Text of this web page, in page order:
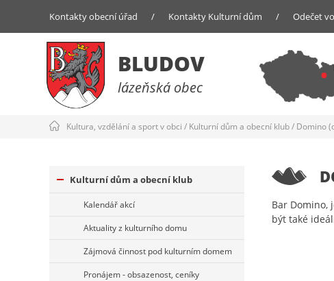
Kontakty obecní úřad / Kontakty Kulturní dům / Odečet
BLUDOV
lázeňská obec
Kultura, vzdělání a sport v obci / Kulturní dům a obecní klub/ Domino
Kulturní dům a obecní klub
Kalendář akcí
Aktuality z kulturního domu
Zájmová činnost pod kulturním domem
Pronájem - obsazenost, ceníky
Bar Domino,
být také